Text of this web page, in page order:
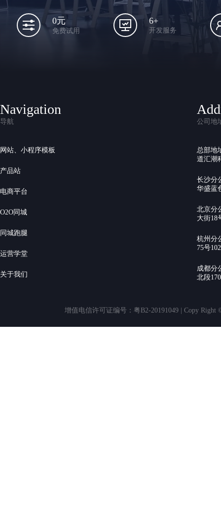
0元
免费试用
6+
开发服务
Navigation
导航
网站、小程序模板
产品站
电商平台
O2O同城
同城跑腿
运营学堂
关于我们
公司地
总部地
道汇潮
长沙分
华盛蓝
北京分
大街18
杭州分
75号
成都分
北段
增值电信许可证编号：粤B2-20191049 | Copy